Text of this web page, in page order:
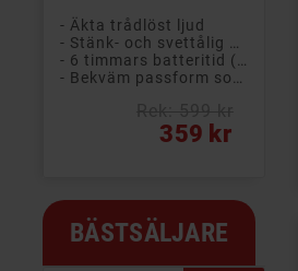
- Äkta trådlöst ljud
359 kr
BÄSTSÄLJARE